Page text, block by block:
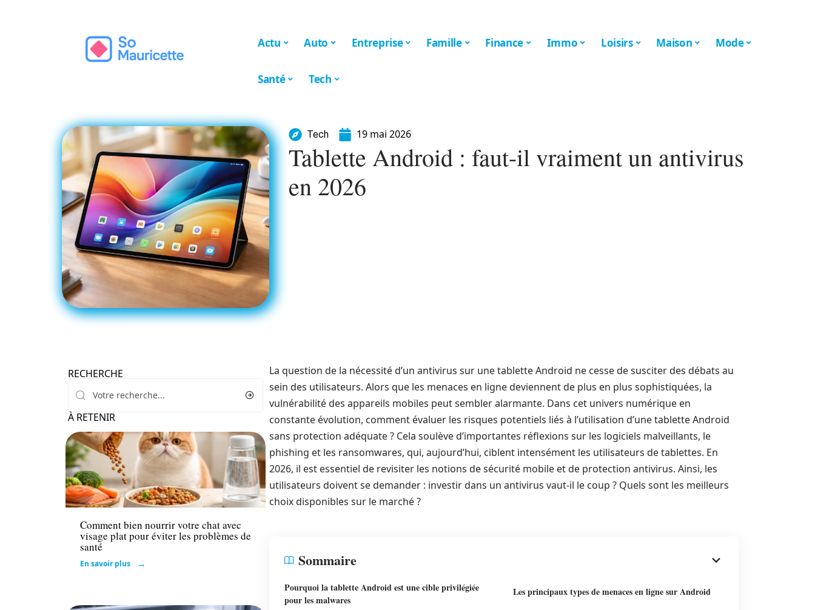
Actu Auto Entreprise Famille Finance Immo Loisirs Maison Mode
Santé Tech
Tech 19 mai 2026
Tablette Android : faut-il vraiment un antivirus
en 2026
RECHERCHE
À RETENIR
Actu
Comment bien nourrir votre chat avec
visage plat pour éviter les problèmes de
santé
En savoir plus
La question de la nécessité d’un antivirus sur une tablette Android ne cesse de susciter des débats au
sein des utilisateurs. Alors que les menaces en ligne deviennent de plus en plus sophistiquées, la
vulnérabilité des appareils mobiles peut sembler alarmante. Dans cet univers numérique en
constante évolution, comment évaluer les risques potentiels liés à l’utilisation d’une tablette Android
sans protection adéquate ? Cela soulève d’importantes réflexions sur les logiciels malveillants, le
phishing et les ransomwares, qui, aujourd’hui, ciblent intensément les utilisateurs de tablettes. En
2026, il est essentiel de revisiter les notions de sécurité mobile et de protection antivirus. Ainsi, les
utilisateurs doivent se demander : investir dans un antivirus vaut-il le coup ? Quels sont les meilleurs
choix disponibles sur le marché ?
Sommaire
Pourquoi la tablette Android est une cible privilégiée
pour les malwares
Les principaux types de menaces en ligne sur Android